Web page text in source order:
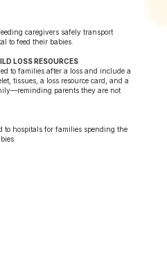
caregivers safely transport
to feed their babies.
LOSS RESOURCES
to families after a loss and include a
tissues, a loss resource card, and a
parents they are not
to hospitals for families spending the